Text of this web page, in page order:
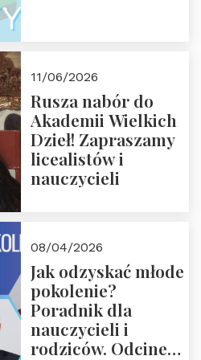
11/06/2026
Rusza nabór do
Akademii Wielkich
Dzieł! Zapraszamy
licealistów i
nauczycieli
08/04/2026
Jak odzyskać młode
pokolenie?
Poradnik dla
nauczycieli i
rodziców. Odcinek